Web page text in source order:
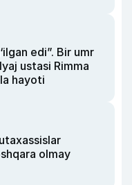
edi”. Bir umr
ustasi Rimma
hayoti
olmay